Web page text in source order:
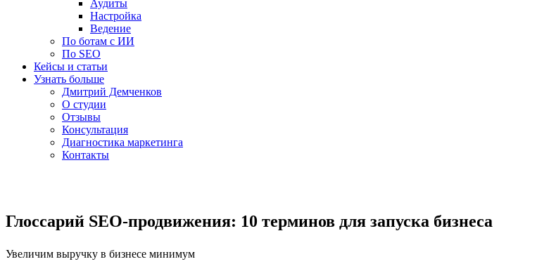
Аудиты
Настройка
Ведение
По ботам с ИИ
По SEO
Кейсы и статьи
Узнать больше
Дмитрий Демченков
О студии
Отзывы
Консультация
Диагностика маркетинга
Контакты
Глоссарий SEO-продвижения: 10 терминов для запуска бизнеса
Увеличим выручку в бизнесе минимум